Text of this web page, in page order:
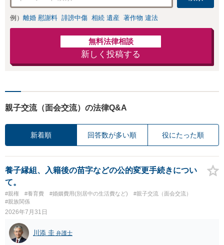
例） 離婚 慰謝料 誹謗中傷 相続 遺産 著作物 違法
無料法律相談
新しく投稿する
親子交流（面会交流）の法律Q&A
新着順 回答数が多い順 役にたった順
養子縁組、入籍後の苗字などの公的変更手続きについ
て。
#親権 #養育費 #婚姻費用(別居中の生活費など)
#親子交流（面会交流）
#親族関係
2026年7月31日
川添 圭 弁護士